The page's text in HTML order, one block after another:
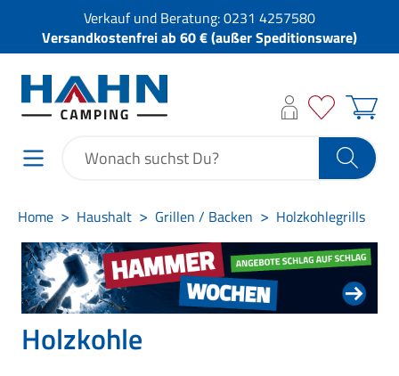
Verkauf und Beratung:0231 4257580
Versandkostenfrei ab 60 € (außer Speditionsware)
Home Haushalt Grillen / Backen Holzkohlegrills
Holzkohle